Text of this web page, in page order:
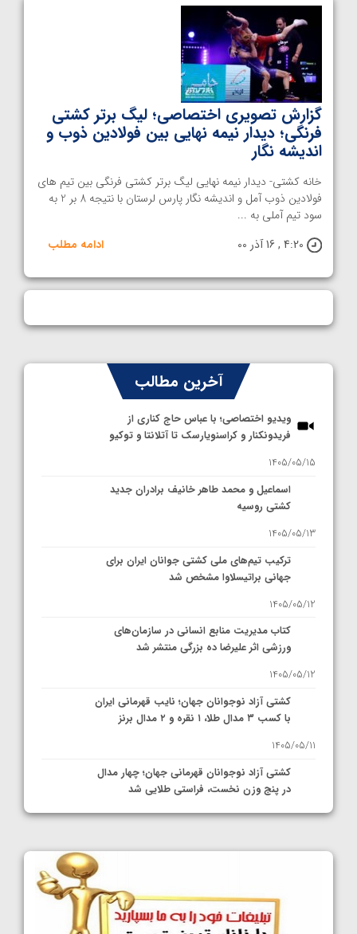
گزارش تصویری اختصاصی؛ لیگ برتر کشتی
فرنگی؛ دیدار نیمه نهایی بین فولادین ذوب و
اندیشه نگار
خانه کشتی- دیدار نیمه نهایی لیگ برتر کشتی فرنگی بین تیم های
فولادین ذوب آمل و اندیشه نگار پارس لرستان با نتیجه 8 بر 2 به
سود تیم آملی به ...
4:20 , 16 آذر 00
ادامه مطلب
آخرین مطالب
ویدیو اختصاصی؛ با عباس حاج کناری از
فریدونکنار و کراسنویارسک تا آتلانتا و توکیو
1405/05/15
اسماعیل و محمد طاهر خانیف برادران جدید
کشتی روسیه
1405/05/13
ترکیب تیم‌های ملی کشتی جوانان ایران برای
جهانی براتیسلاوا مشخص شد
1405/05/12
کتاب مدیریت منابع انسانی در سازمان‌های
ورزشی اثر علیرضا ده بزرگی منتشر شد
1405/05/12
کشتی آزاد نوجوانان جهان؛ نایب قهرمانی ایران
با کسب ۳ مدال طلا، ۱ نقره و ۲ مدال برنز
1405/05/11
کشتی آزاد نوجوانان قهرمانی جهان؛ چهار مدال
در پنج وزن نخست، فراستی طلایی شد
1405/05/11
کشتی آزاد نوجوانان جهان؛ رقبای نمایندگان